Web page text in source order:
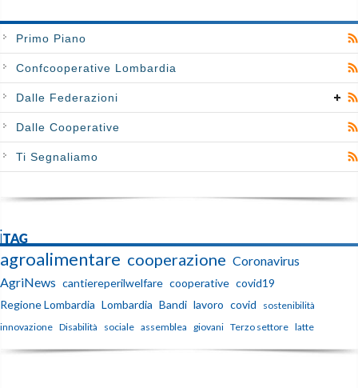
Primo Piano
Confcooperative Lombardia
Dalle Federazioni
Dalle Cooperative
Ti Segnaliamo
iTAG
agroalimentare cooperazione Coronavirus
AgriNews cantiereperilwelfare cooperative covid19
Regione Lombardia Lombardia Bandi lavoro covid
sostenibilità
innovazione Disabilità sociale assemblea giovani Terzo settore latte